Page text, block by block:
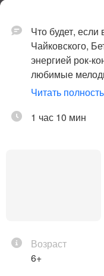
Что будет,
Чайковского,
энергией рок-
любимые
стадионный
неподвижной
рок-
Читать
1 час 10 мин
Возраст
6+